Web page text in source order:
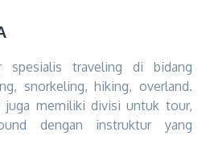
spesialis traveling di bidang
snorkeling, hiking, overland.
juga memiliki divisi untuk tour,
dengan instruktur yang